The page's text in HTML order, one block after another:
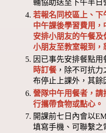
輔協助送至下午半日
若報名同校區上、
中午課後學習費用
安排小朋友的午餐
小朋友至教室報到，
因已事先安排餐點
時訂餐，除不可抗力
布停止上課外，其餘
營隊中午用餐者，請
行攜帶食物或點心。
開課前七日內會以
填寫手機、可聯繫之